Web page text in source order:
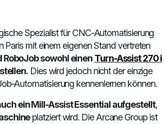
Spezialist für CNC-Automatisierung
Paris mit einem eigenen Stand vertreten
sowohl einen Turn-Assist 270 i
Dies wird jedoch nicht der einzige
Automatisierung kennenlernen können.
ein Mill-Assist Essential aufgestellt,
platziert wird. Die Arcane Group ist